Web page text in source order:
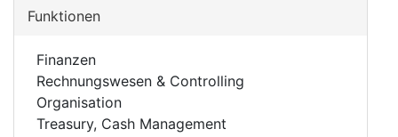
Funktionen
Finanzen
Rechnungswesen & Controlling
Organisation
Treasury, Cash Management